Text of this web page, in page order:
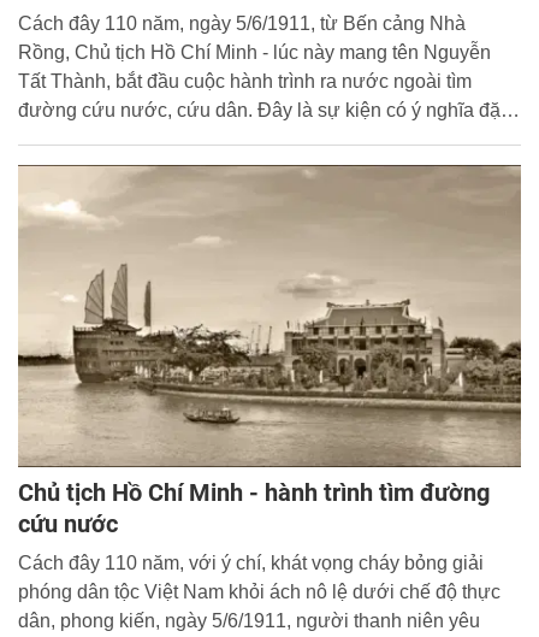
Cách đây 110 năm, ngày 5/6/1911, từ Bến cảng Nhà
Rồng, Chủ tịch Hồ Chí Minh - lúc này mang tên Nguyễn
Tất Thành, bắt đầu cuộc hành trình ra nước ngoài tìm
đường cứu nước, cứu dân. Đây là sự kiện có ý nghĩa đặc
phát triển của dân tộc Việt Nam trong thế kỷ XX và con
đường đi lên chủ nghĩa xã hội ngày nay.
Chủ tịch Hồ Chí Minh - hành trình tìm đường
cứu nước
Cách đây 110 năm, với ý chí, khát vọng cháy bỏng giải
phóng dân tộc Việt Nam khỏi ách nô lệ dưới chế độ thực
dân, phong kiến, ngày 5/6/1911, người thanh niên yêu